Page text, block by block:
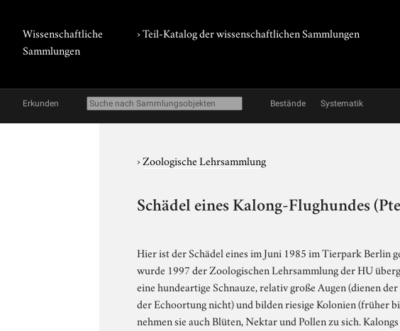
Wissenschaftliche
Sammlungen
› Teil-Katalog der wissenschaftlichen Sammlungen
Erkunden Bestände Systematik
›Zoologische Lehrsammlung
Schädel eines Kalong-Flughundes
Hier ist der Schädel eines im Juni 1985 im Tierpark Berlin
wurde 1997 der Zoologischen Lehrsammlung der HU
eine hundeartige Schnauze, relativ große Augen (dienen
der Echoortung nicht) und bilden riesige Kolonien (früher
nehmen sie auch Blüten, Nektar und Pollen zu sich.